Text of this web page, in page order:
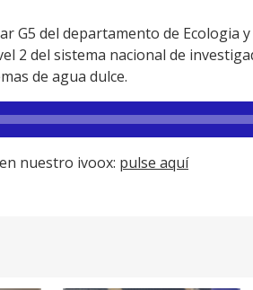
G5 del departamento de Ecologia
2 del sistema nacional de
de agua dulce.
nuestro ivoox: pulse aquí